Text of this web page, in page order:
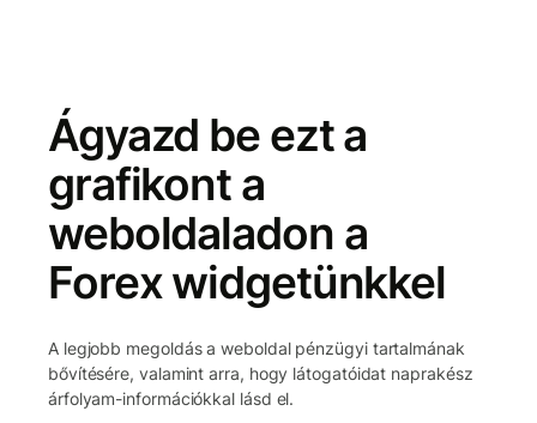
Ágyazd be ezt a
grafikont a
weboldaladon a
Forex widgetünkkel
A legjobb megoldás a weboldal pénzügyi tartalmának
bővítésére, valamint arra, hogy látogatóidat naprakész
árfolyam-információkkal lásd el.